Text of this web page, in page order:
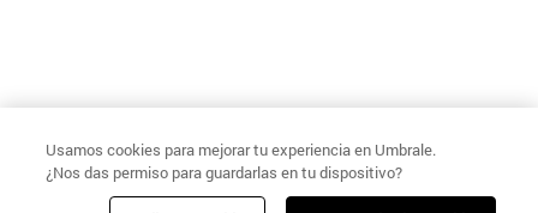
Usamos cookies para mejorar tu experiencia en Umbrale.
¿Nos das permiso para guardarlas en tu dispositivo?